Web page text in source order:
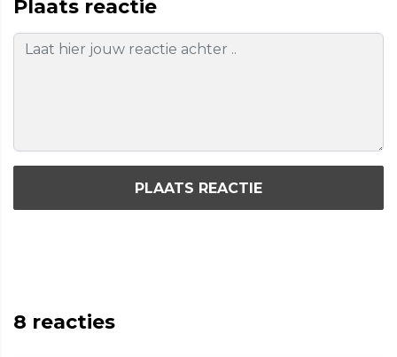
Plaats reactie
PLAATS REACTIE
8 reacties